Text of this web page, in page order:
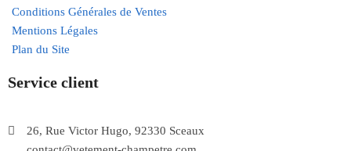
Conditions Générales de Ventes
Mentions Légales
Plan du Site
Service client
26, Rue Victor Hugo, 92330 Sceaux